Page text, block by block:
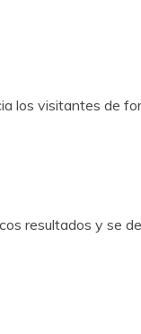
los visitantes de
resultados y se